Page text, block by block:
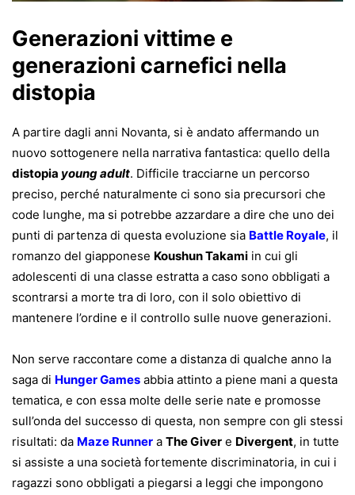
Generazioni vittime e
generazioni carnefici nella
distopia
A partire dagli anni Novanta, si è andato affermando un
nuovo sottogenere nella narrativa fantastica: quello della
distopia young adult. Difficile tracciarne un percorso
preciso, perché naturalmente ci sono sia precursori che
code lunghe, ma si potrebbe azzardare a dire che uno dei
punti di partenza di questa evoluzione sia Battle Royale, il
romanzo del giapponese Koushun Takami in cui gli
adolescenti di una classe estratta a caso sono obbligati a
scontrarsi a morte tra di loro, con il solo obiettivo di
mantenere l’ordine e il controllo sulle nuove generazioni.
Non serve raccontare come a distanza di qualche anno la
saga di Hunger Games abbia attinto a piene mani a questa
tematica, e con essa molte delle serie nate e promosse
sull’onda del successo di questa, non sempre con gli stessi
risultati: da Maze Runner a The Giver e Divergent, in tutte
si assiste a una società fortemente discriminatoria, in cui i
ragazzi sono obbligati a piegarsi a leggi che impongono